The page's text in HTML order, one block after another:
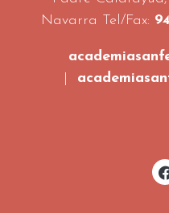
Navarra Tel/Fax: